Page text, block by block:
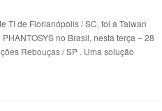
TI de Florianópolis / SC, foi a Taiwan
no Brasil, nesta terça – 28
Rebouças / SP . Uma solução